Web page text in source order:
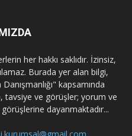
her hakkı saklıdır. İzinsiz,
Burada yer alan bilgi,
kapsamında
tavsiye ve görüşler; yorum ve
dayanmaktadır...